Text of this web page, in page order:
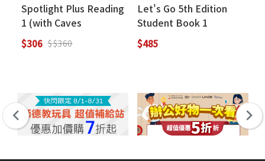
Spotlight Plus Reading
1 (with Caves
WebSource)
$306 $$360
Let's Go 5th Edition
Student Book 1
$485